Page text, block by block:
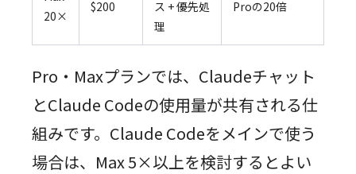
20×
$200
ス + 優先処
理
Proの20倍
Pro・Maxプランでは、Claudeチャット
とClaude Codeの使用量が共有される仕
組みです。Claude Codeをメインで使う
場合は、Max 5×以上を検討するとよい